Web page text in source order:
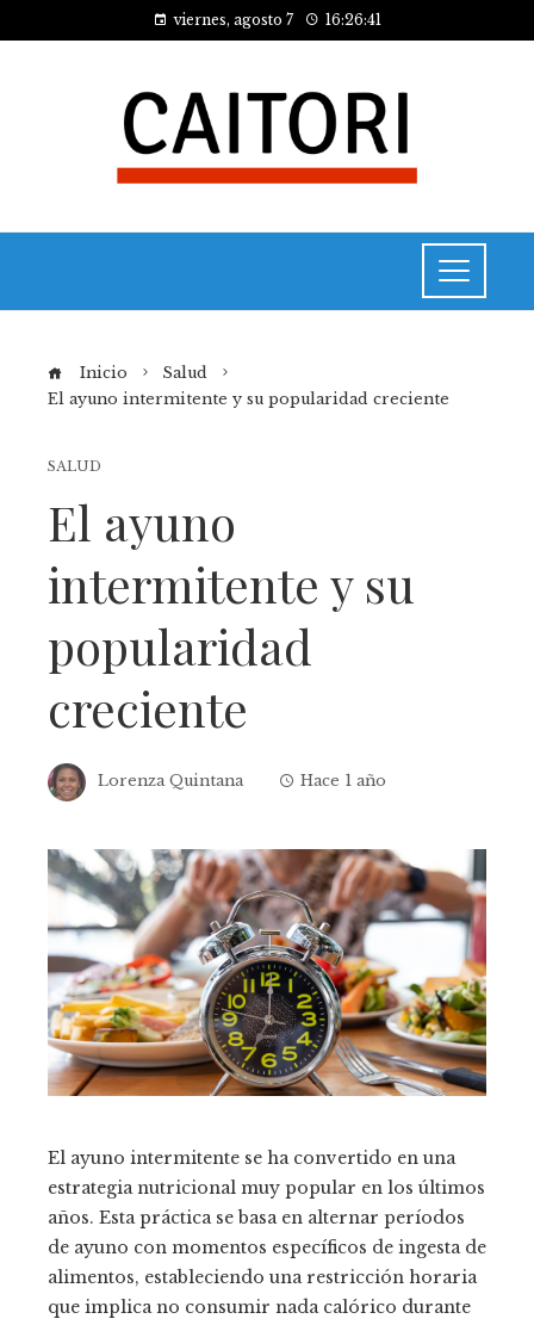
viernes, agosto 7 16:26:41
Inicio
Salud
El ayuno intermitente y su popularidad creciente
SALUD
El ayuno
intermitente y su
popularidad
creciente
Lorenza Quintana Hace 1 año
El ayuno intermitente se ha convertido en una
estrategia nutricional muy popular en los últimos
años. Esta práctica se basa en alternar períodos
de ayuno con momentos específicos de ingesta de
alimentos, estableciendo una restricción horaria
que implica no consumir nada calórico durante